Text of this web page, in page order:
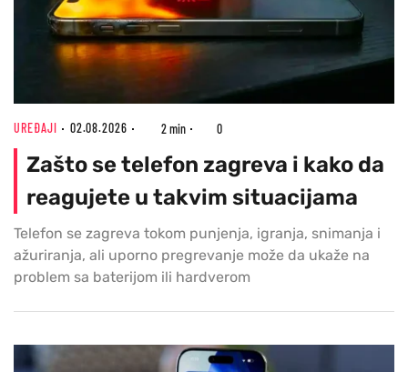
UREĐAJI 02.08.2026 2 min 0
Zašto se telefon zagreva i kako da
reagujete u takvim situacijama
Telefon se zagreva tokom punjenja, igranja, snimanja i
ažuriranja, ali uporno pregrevanje može da ukaže na
problem sa baterijom ili hardverom